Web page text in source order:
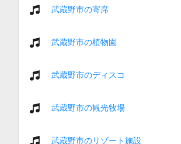
武蔵野市の寄席
武蔵野市の植物園
武蔵野市のディスコ
武蔵野市の観光牧場
武蔵野市のリゾート施設